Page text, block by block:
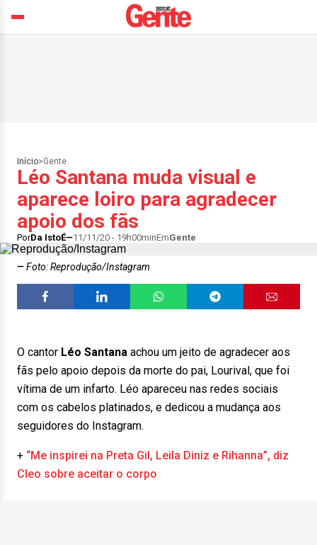
Início>Gente
Léo Santana muda visual e
aparece loiro para agradecer
apoio dos fãs
PorDa IstoÉ 11/11/20 - 19h00minEmGente
Foto: Reprodução/Instagram
O cantor Léo Santana achou um jeito de agradecer aos
fãs pelo apoio depois da morte do pai, Lourival, que foi
vítima de um infarto. Léo apareceu nas redes sociais
com os cabelos platinados, e dedicou a mudança aos
seguidores do Instagram.
+ “Me inspirei na Preta Gil, Leila Diniz e Rihanna”, diz
Cleo sobre aceitar o corpo